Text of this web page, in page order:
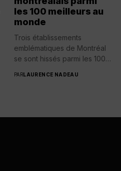
les 100 meilleurs au
monde
Trois établissements
emblématiques de Montréal
se sont hissés parmi les 100
PARLAURENCE NADEAU